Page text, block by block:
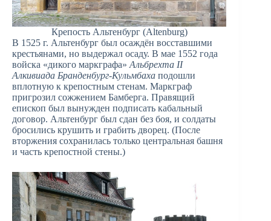
Крепость Альтенбург (Altenburg)
В 1525 г. Альтенбург был осаждён восставшими
крестьянами, но выдержал осаду. В мае 1552 года
войска «дикого маркграфа» Альбрехта II
Алкивиада Бранденбург-Кульмбаха подошли
вплотную к крепостным стенам. Маркграф
пригрозил сожжением Бамберга. Правящий
епископ был вынужден подписать кабальный
договор. Альтенбург был сдан без боя, и солдаты
бросились крушить и грабить дворец. (После
вторжения сохранилась только центральная башня
и часть крепостной стены.)